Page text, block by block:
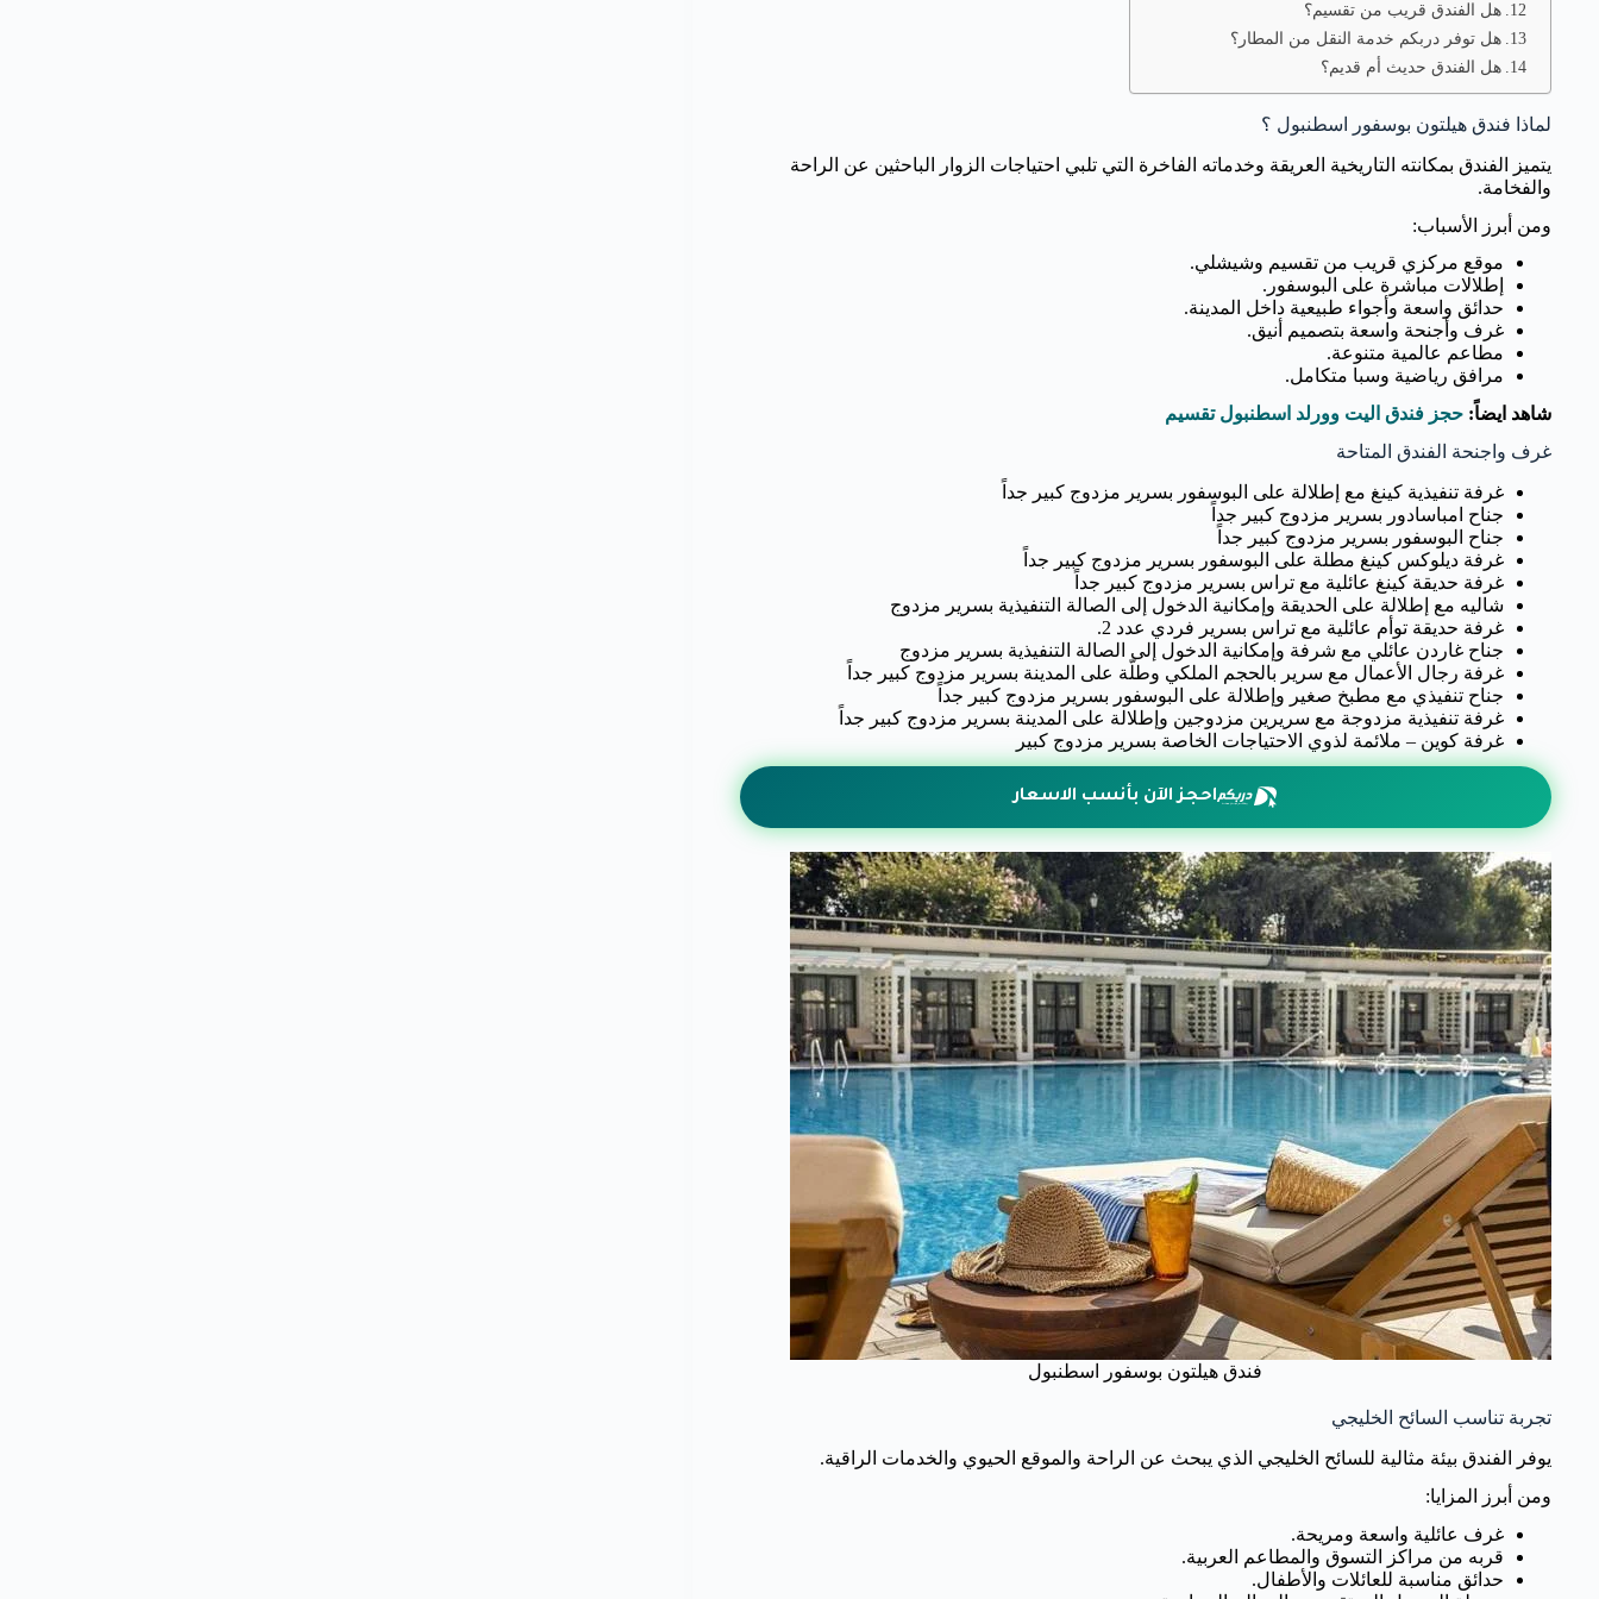
هل الفندق قريب من تقسيم؟
هل توفر دربكم خدمة النقل من المطار؟
هل الفندق حديث أم قديم؟
لماذا فندق هيلتون بوسفور اسطنبول ؟
يتميز الفندق بمكانته التاريخية العريقة وخدماته الفاخرة التي تلبي احتياجات الزوار الباحثين عن الراحة
والفخامة.
ومن أبرز الأسباب:
موقع مركزي قريب من تقسيم وشيشلي.
إطلالات مباشرة على البوسفور.
حدائق واسعة وأجواء طبيعية داخل المدينة.
غرف وأجنحة واسعة بتصميم أنيق.
مطاعم عالمية متنوعة.
مرافق رياضية وسبا متكامل.
شاهد ايضاً: حجز فندق اليت وورلد اسطنبول تقسيم
غرف واجنحة الفندق المتاحة
غرفة تنفيذية كينغ مع إطلالة على البوسفور بسرير مزدوج كبير جداً
جناح امباسادور بسرير مزدوج كبير جداً
جناح البوسفور بسرير مزدوج كبير جداً
غرفة ديلوكس كينغ مطلة على البوسفور بسرير مزدوج كبير جداً
غرفة حديقة كينغ عائلية مع تراس بسرير مزدوج كبير جداً
شاليه مع إطلالة على الحديقة وإمكانية الدخول إلى الصالة التنفيذية بسرير مزدوج
غرفة حديقة توأم عائلية مع تراس بسرير فردي عدد 2.
جناح غاردن عائلي مع شرفة وإمكانية الدخول إلى الصالة التنفيذية بسرير مزدوج
غرفة رجال الأعمال مع سرير بالحجم الملكي وطلّة على المدينة بسرير مزدوج كبير جداً
جناح تنفيذي مع مطبخ صغير وإطلالة على البوسفور بسرير مزدوج كبير جداً
غرفة تنفيذية مزدوجة مع سريرين مزدوجين وإطلالة على المدينة بسرير مزدوج كبير جداً
غرفة كوين – ملائمة لذوي الاحتياجات الخاصة بسرير مزدوج كبير
احجز الآن بأنسب الاسعار
فندق هيلتون بوسفور اسطنبول
تجربة تناسب السائح الخليجي
يوفر الفندق بيئة مثالية للسائح الخليجي الذي يبحث عن الراحة والموقع الحيوي والخدمات الراقية.
ومن أبرز المزايا:
غرف عائلية واسعة ومريحة.
قربه من مراكز التسوق والمطاعم العربية.
حدائق مناسبة للعائلات والأطفال.